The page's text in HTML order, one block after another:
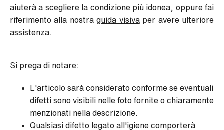
aiuterà a scegliere la condizione più idonea, oppure fai
riferimento alla nostraguida visivaper avere ulteriore
assistenza.
Si prega di notare:
L'articolo sarà considerato conforme se eventuali
difetti sono visibili nelle foto fornite o chiaramente
menzionati nella descrizione.
Qualsiasi difetto legato all'igiene comporterà